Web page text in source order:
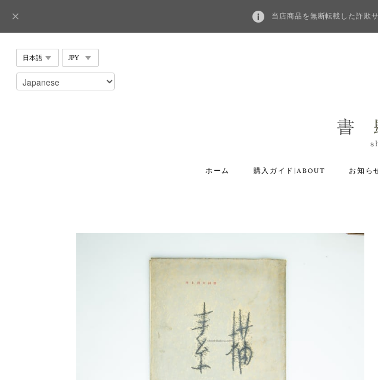
当店商品を無断転載した詐欺
ホーム 購入ガイド|ABOUT お知ら